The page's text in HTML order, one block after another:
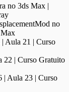
no 3ds Max |
no
Aula 21 | Curso
22 | Curso Gratuito
| Aula 23 | Curso